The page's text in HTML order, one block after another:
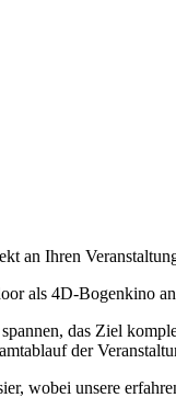
an Ihren
als 4D-Bogenkino
das Ziel
der
wobei unsere